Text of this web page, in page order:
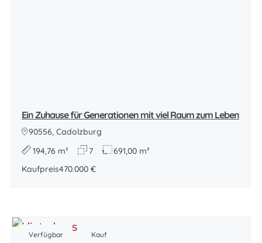
Ein Zuhause für Generationen mit viel Raum zum Leben
90556, Cadolzburg
194,76 m²
7
691,00 m²
Kaufpreis470.000 €
Verfügbar Kauf